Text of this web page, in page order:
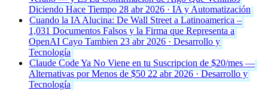
Diciendo Hace Tiempo 28 abr 2026 · IA y Automatización
Cuando la IA Alucina: De Wall Street a Latinoamerica –
1,031 Documentos Falsos y la Firma que Representa a
OpenAI Cayo Tambien 23 abr 2026 · Desarrollo y
Tecnología
Claude Code Ya No Viene en tu Suscripcion de $20/mes —
Alternativas por Menos de $50 22 abr 2026 · Desarrollo y
Tecnología